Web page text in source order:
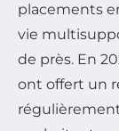
placements
vie
de près. En
ont offert un